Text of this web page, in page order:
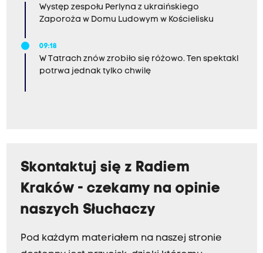
Występ zespołu Perlyna z ukraińskiego
Zaporoża w Domu Ludowym w Kościelisku
09:18
W Tatrach znów zrobiło się różowo. Ten spektakl
potrwa jednak tylko chwilę
Skontaktuj się z Radiem
Kraków - czekamy na opinie
naszych Słuchaczy
Pod każdym materiałem na naszej stronie